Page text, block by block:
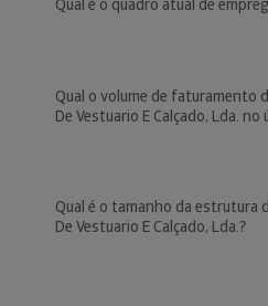
Qual é o quadro atual de
Qual o volume de faturamento
De Vestuario E Calçado, Lda.
Qual é o tamanho da estrutura
De Vestuario E Calçado, Lda.?